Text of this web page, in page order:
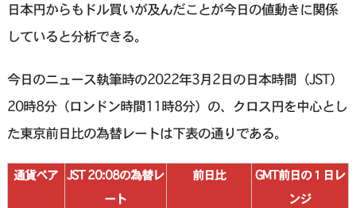
日本円からもドル買いが及んだことが今日の値動きに関係
していると分析できる。
今日のニュース執筆時の2022年3月2日の日本時間（JST）
20時8分（ロンドン時間11時8分）の、クロス円を中心とし
た東京前日比の為替レートは下表の通りである。
通貨ペア
JST 20:08の為替レ
ート
前日比
GMT前日の１日レ
ンジ